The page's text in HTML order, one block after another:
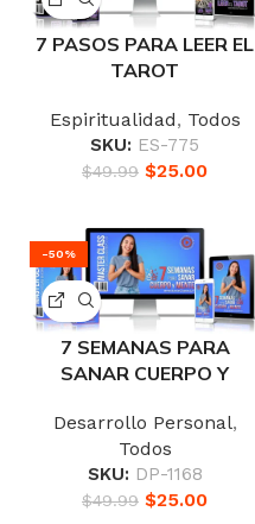
7 PASOS PARA LEER EL
TAROT
Espiritualidad, Todos
SKU: ES-775
$49.99 $25.00
-50%
7 SEMANAS PARA
SANAR CUERPO Y
Desarrollo Personal,
Todos
SKU: DP-1168
$49.99 $25.00